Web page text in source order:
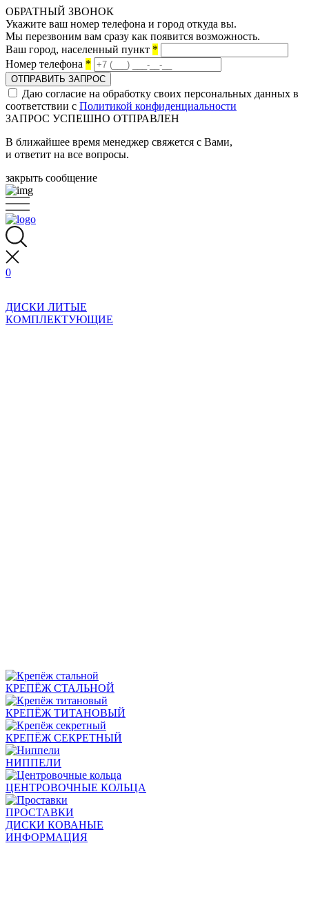
ОБРАТНЫЙ ЗВОНОК
Укажите ваш номер телефона и город откуда вы.
Мы перезвоним вам сразу как появится возможность.
Ваш город, населенный пункт *
Номер телефона *
ОТПРАВИТЬ ЗАПРОС
Даю согласие на обработку своих персональных данных в
соответствии с Политикой конфиденциальности
ЗАПРОС УСПЕШНО ОТПРАВЛЕН
В ближайшее время менеджер свяжется с Вами,
и ответит на все вопросы.
закрыть сообщение
0
ДИСКИ ЛИТЫЕ
КОМПЛЕКТУЮЩИЕ
КРЕПЁЖ СТАЛЬНОЙ
КРЕПЁЖ ТИТАНОВЫЙ
КРЕПЁЖ СЕКРЕТНЫЙ
НИППЕЛИ
ЦЕНТРОВОЧНЫЕ КОЛЬЦА
ПРОСТАВКИ
ДИСКИ КОВАНЫЕ
ИНФОРМАЦИЯ